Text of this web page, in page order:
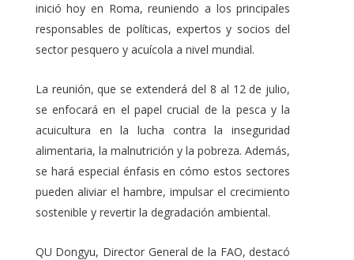
inició hoy en Roma, reuniendo a los principales
responsables de políticas, expertos y socios del
sector pesquero y acuícola a nivel mundial.
La reunión, que se extenderá del 8 al 12 de julio,
se enfocará en el papel crucial de la pesca y la
acuicultura en la lucha contra la inseguridad
alimentaria, la malnutrición y la pobreza. Además,
se hará especial énfasis en cómo estos sectores
pueden aliviar el hambre, impulsar el crecimiento
sostenible y revertir la degradación ambiental.
QU Dongyu, Director General de la FAO, destacó